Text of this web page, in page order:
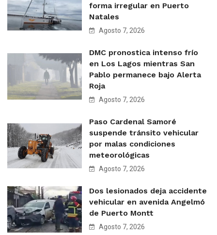
forma irregular en Puerto
Natales
Agosto 7, 2026
DMC pronostica intenso frío
en Los Lagos mientras San
Pablo permanece bajo Alerta
Roja
Agosto 7, 2026
Paso Cardenal Samoré
suspende tránsito vehicular
por malas condiciones
meteorológicas
Agosto 7, 2026
Dos lesionados deja accidente
vehicular en avenida Angelmó
de Puerto Montt
Agosto 7, 2026